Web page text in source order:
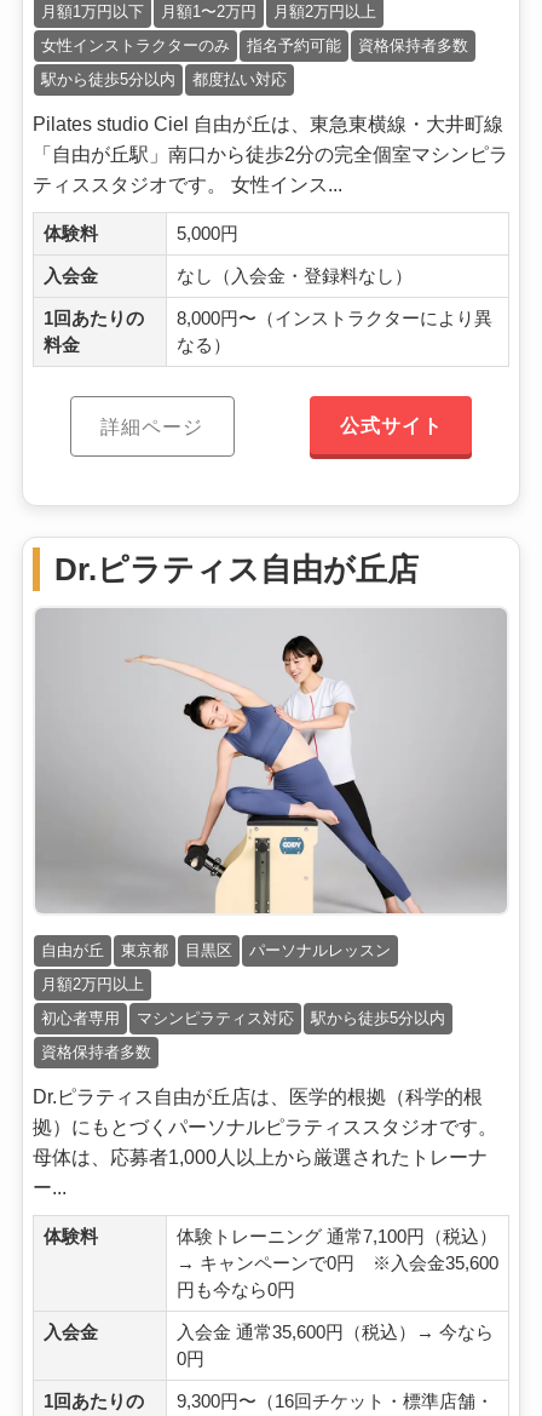
月額1万円以下
月額1〜2万円
月額2万円以上
女性インストラクターのみ
指名予約可能
資格保持者多数
駅から徒歩5分以内
都度払い対応
Pilates studio Ciel 自由が丘は、東急東横線・大井町線
「自由が丘駅」南口から徒歩2分の完全個室マシンピラ
ティススタジオです。 女性インス...
体験料 5,000円
入会金 なし（入会金・登録料なし）
1回あたりの
料金
8,000円〜（インストラクターにより異
なる）
詳細ページ 公式サイト
Dr.ピラティス自由が丘店
自由が丘 東京都 目黒区
パーソナルレッスン
月額2万円以上
初心者専用
マシンピラティス対応
駅から徒歩5分以内
資格保持者多数
Dr.ピラティス自由が丘店は、医学的根拠（科学的根
拠）にもとづくパーソナルピラティススタジオです。
母体は、応募者1,000人以上から厳選されたトレーナ
ー...
体験料
体験トレーニング 通常7,100円（税込）
→ キャンペーンで0円 ※入会金35,600
円も今なら0円
入会金
入会金 通常35,600円（税込）→ 今なら
0円
1回あたりの 9,300円〜（16回チケット・標準店舗・